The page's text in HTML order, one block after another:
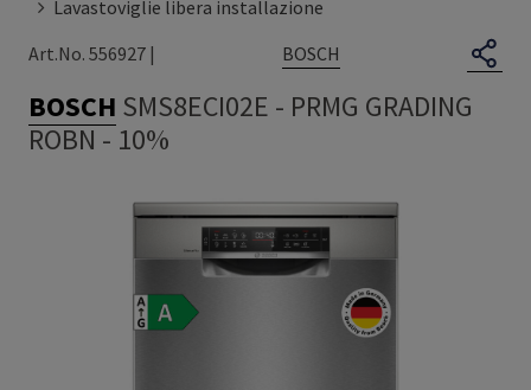
Lavastoviglie libera installazione
Art.No. 556927 |
BOSCH
BOSCH SMS8ECI02E - PRMG GRADING
ROBN - 10%